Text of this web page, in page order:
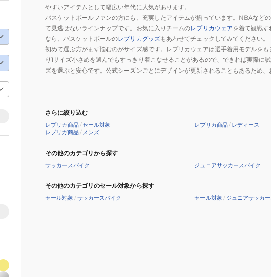
SAX
フ
ォ
ー
ム
AFM552
RED
やすいアイテムとして幅広い年代に人気があります。
バスケットボールファンの方にも、充実したアイテムが揃っています。NBAなど
て見逃せないラインナップです。お気に入りチームのレプリカウェアを着て観戦
なら、バスケットボールのレプリカグッズもあわせてチェックしてみてください。
初めて選ぶ方がまず悩むのがサイズ感です。レプリカウェアは選手着用モデルを
り1サイズ小さめを選んでもすっきり着こなせることがあるので、できれば実際
ズを選ぶと安心です。公式シーズンごとにデザインが更新されることもあるため
さらに絞り込む
レプリカ商品/セール対象 レプリカ商品/ レディース
レプリカ商品/ メンズ
その他のカテゴリから探す
サッカースパイク ジュニアサッカースパイク
その他のカテゴリのセール対象から探す
セール対象 /サッカースパイク セール対象 / ジュニアサッカ